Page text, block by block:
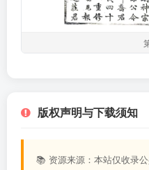
版权声明与下载须知
📚 资源来源：本站仅收录